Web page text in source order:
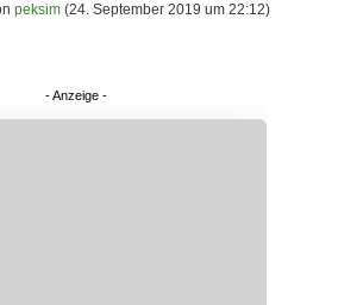
peksim (24. September 2019 um 22:12)